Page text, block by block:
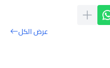
عرض الكل